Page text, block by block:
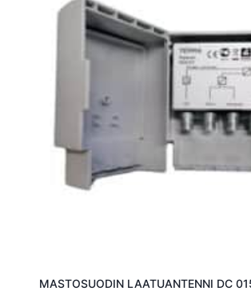
MASTOSUODIN LAATUANTENNI DC